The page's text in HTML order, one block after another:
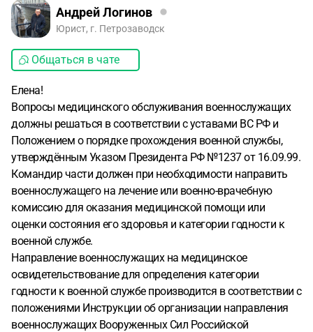
Андрей Логинов
Юрист, г. Петрозаводск
Общаться в чате
Елена!
Вопросы медицинского обслуживания военнослужащих
должны решаться в соответствии с уставами ВС РФ и
Положением о порядке прохождения военной службы,
утверждённым Указом Президента РФ №1237 от 16.09.99.
Командир части должен при необходимости направить
военнослужащего на лечение или военно-врачебную
комиссию для оказания медицинской помощи или
оценки состояния его здоровья и категории годности к
военной службе.
Направление военнослужащих на медицинское
освидетельствование для определения категории
годности к военной службе производится в соответствии с
положениями Инструкции об организации направления
военнослужащих Вооруженных Сил Российской